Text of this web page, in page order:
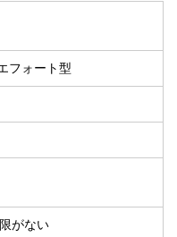
フォート型
がない